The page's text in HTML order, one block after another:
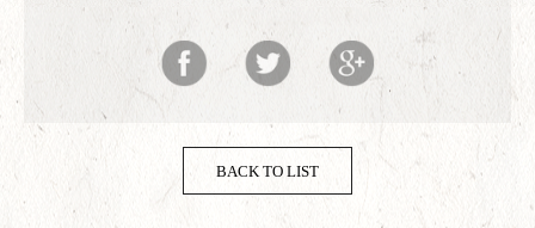
BACK TO LIST